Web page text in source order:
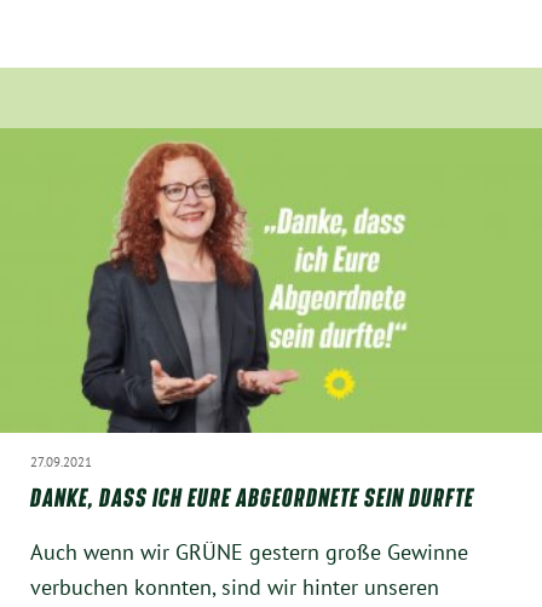
Patenschaftsprogramm
München
Zur Person
Presse
Termine
27.09.2021
DANKE, DASS ICH EURE ABGEORDNETE SEIN DURFTE
Auch wenn wir GRÜNE gestern große Gewinne
verbuchen konnten, sind wir hinter unseren